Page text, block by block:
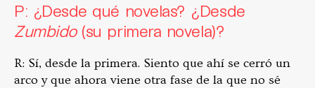
P: ¿Desde qué novelas? ¿Desde
Zumbido (su primera novela)?
R: Sí, desde la primera. Siento que ahí se cerró un
arco y que ahora viene otra fase de la que no sé